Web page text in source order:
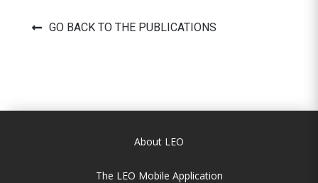
GO BACK TO THE PUBLICATIONS
About LEO
The LEO Mobile Application